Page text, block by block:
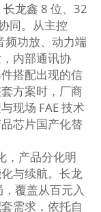
龙鑫 8 位、32
同。从主控
频功放、动力端
内部通讯协
搭配出现的信
方案时，厂商
现场 FAE 技术
芯片国产化替
，产品分化明
与续航。长龙
覆盖从百元入
需求，依托自